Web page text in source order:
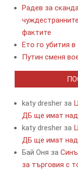
Радев за
фактите
Ето го убития
Путин сменя
katy dresher за
ДБ ще имат
katy dresher за
ДБ ще имат
Бай Оня за
за търговия с